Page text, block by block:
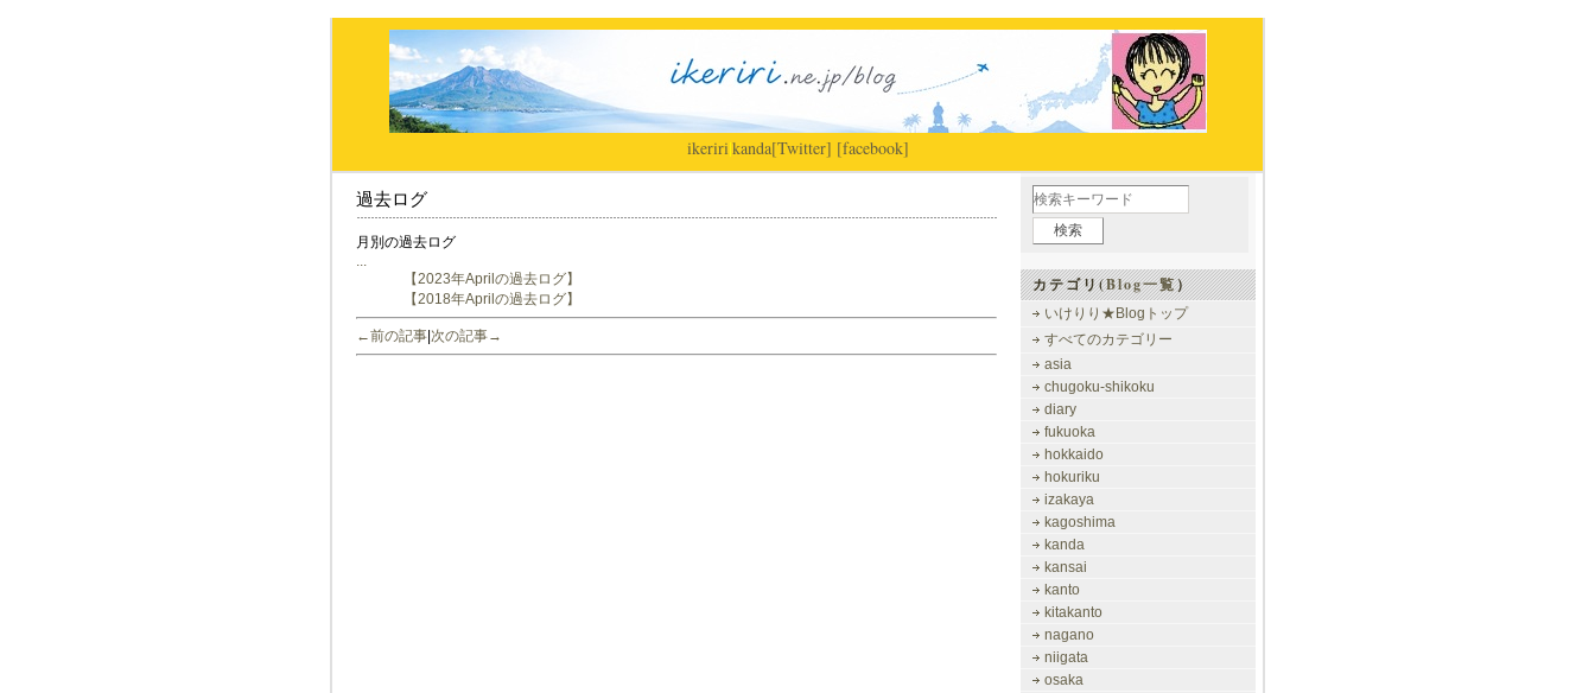
ikeriri|kanda[Twitter] [facebook]
過去ログ
月別の過去ログ
...
【2023年Aprilの過去ログ】
【2018年Aprilの過去ログ】
←前の記事 次の記事→
カテゴリ(Blog一覧）
いけりり★Blogトップ
すべてのカテゴリー
asia
chugoku-shikoku
diary
fukuoka
hokkaido
hokuriku
izakaya
kagoshima
kanda
kansai
kanto
kitakanto
nagano
niigata
osaka